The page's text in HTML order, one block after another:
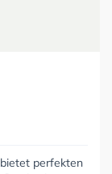
perfekten